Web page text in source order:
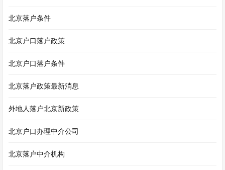
北京落户条件
北京户口落户政策
北京户口落户条件
北京落户政策最新消息
外地人落户北京新政策
北京户口办理中介公司
北京落户中介机构